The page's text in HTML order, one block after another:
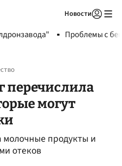
Новости
Проблемы с
перечислила
могут
продукты и
отеков